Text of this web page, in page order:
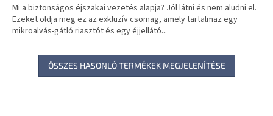
Mi a biztonságos éjszakai vezetés alapja? Jól látni és nem aludni el.
Ezeket oldja meg ez az exkluzív csomag, amely tartalmaz egy
mikroalvás-gátló riasztót és egy éjjellátó...
ÖSSZES HASONLÓ TERMÉKEK MEGJELENÍTÉSE